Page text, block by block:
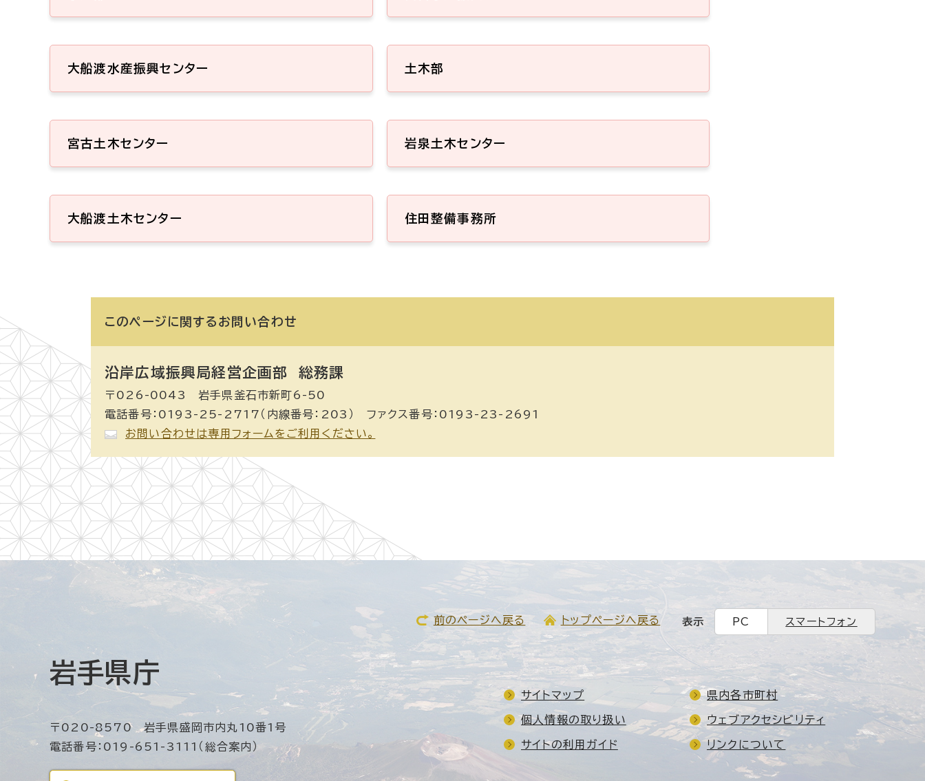
大船渡水産振興センター 土木部
宮古土木センター 岩泉土木センター
大船渡土木センター 住田整備事務所
このページに関する お問い合わせ
沿岸広域振興局経営企画部 総務課
〒026-0043 岩手県釜石市新町6-50
電話番号：0193-25-2717（内線番号：203） ファクス番号：0193-23-2691
お問い合わせは専用フォームをご利用ください。
前のページへ戻る トップページへ戻る 表示 PC スマートフォン
岩手県庁
〒020-8570 岩手県盛岡市内丸10番1号
電話番号：019-651-3111（総合案内）
サイトマップ 県内各市町村
個人情報の取り扱い ウェブアクセシビリティ
サイトの利用ガイド リンクについて